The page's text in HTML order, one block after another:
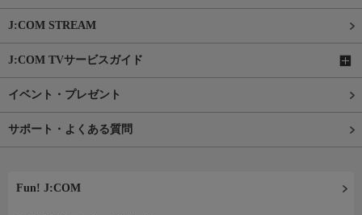
J:COM STREAM
J:COM TVサービスガイド
イベント・プレゼント
サポート・よくある質問
Fun! J:COM